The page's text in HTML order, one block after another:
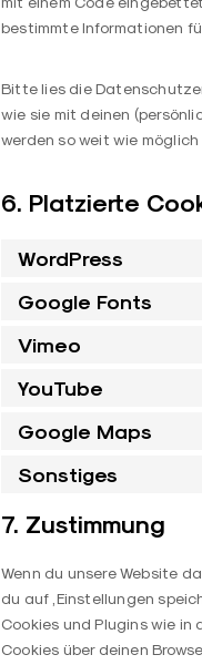
bestimmte Informationen
Bitte lies die
wie sie mit deinen
werden so weit wie
6. Platzierte
WordPress
Google Fonts
Vimeo
YouTube
Google Maps
Sonstiges
7. Zustimmung
Wenn du unsere Website
du auf „Einstellungen
Cookies und Plugins wie in
Cookies über deinen